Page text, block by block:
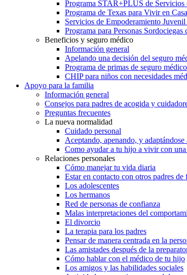
Programa STAR+PLUS de
Programa de Texas para Vivir en
Servicios de Empoderamiento
Programa para Personas
Beneficios y seguro médico
Información general
Apelando una decisión del seguro
Programa de primas de seguro
CHIP para niños con necesidades
Apoyo para la familia
Información general
Consejos para padres de acogida y
Preguntas frecuentes
La nueva normalidad
Cuidado personal
Aceptando, apenando, y adaptándose
Como ayudar a tu hijo a vivir con
Relaciones personales
Cómo manejar tu vida diaria
Estar en contacto con otros padres de
Los adolescentes
Los hermanos
Red de personas de confianza
Malas interpretaciones del
El divorcio
La terapia para los padres
Pensar de manera centrada en la
Las amistades después de la
Cómo hablar con el médico de tu hijo
Los amigos y las habilidades sociales